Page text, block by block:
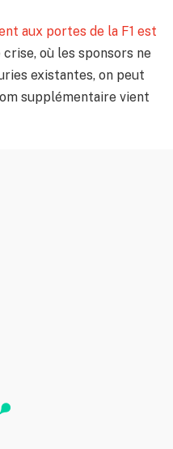
aux portes de la F1 est
où les sponsors ne
existantes, on peut
supplémentaire vient